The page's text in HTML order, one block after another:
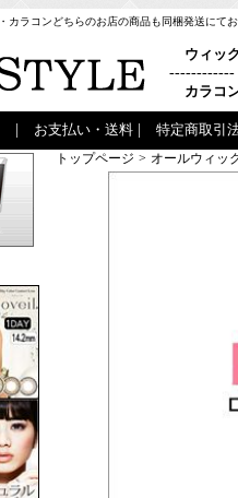
カラコンどちらのお店の商品も同梱発送にて
ウィッ
------------
カラコ
お支払い・送料 特定商取引
トップページ > オールウィッ